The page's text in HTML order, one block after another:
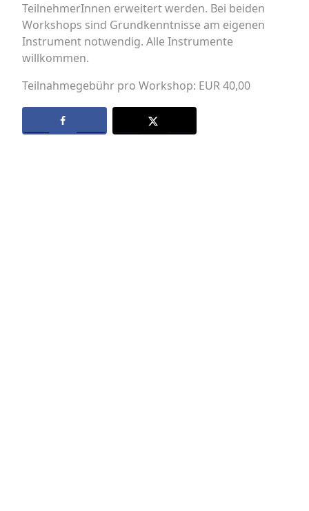
TeilnehmerInnen erweitert werden. Bei beiden
Workshops sind Grundkenntnisse am eigenen
Instrument notwendig. Alle Instrumente
willkommen.
Teilnahmegebühr pro Workshop: EUR 40,00